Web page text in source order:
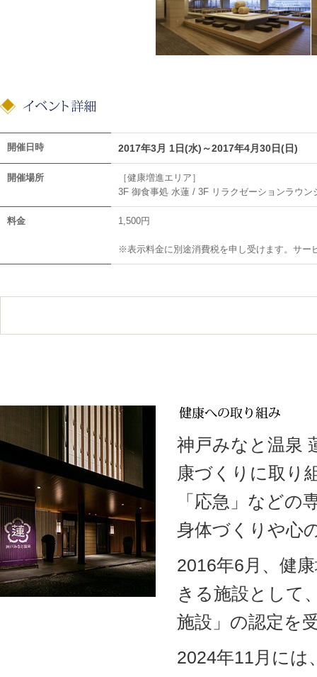
開催日時 2017年3月 1日(水)～2017年4月30日(日)
開催場所
［健康増進エリア］
3F 御食事処 水蓮 / 3F リラクゼーションラウン
料金 1,500円
※表示料金に別途消費税を申し受けます。サー
神戸みなと温泉
康づくりに取り
「応急」など
身体づくりや心
2016年6月、健
きる施設として
施設」の認定を
2024年11月には